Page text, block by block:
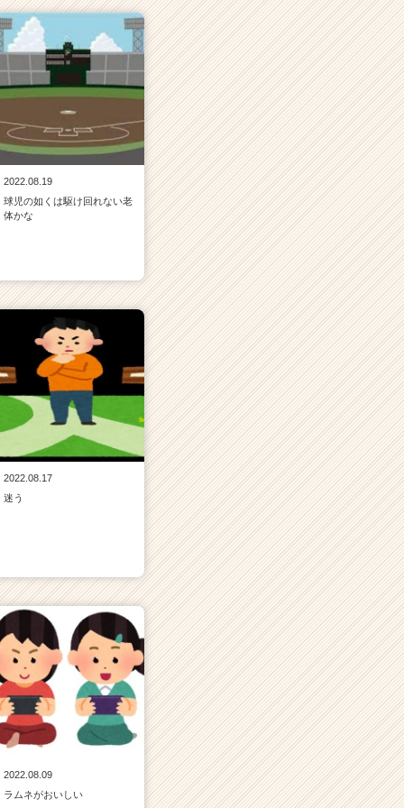
2022.08.19
球児の如くは駆け回れない老
体かな
2022.08.17
迷う
2022.08.09
ラムネがおいしい